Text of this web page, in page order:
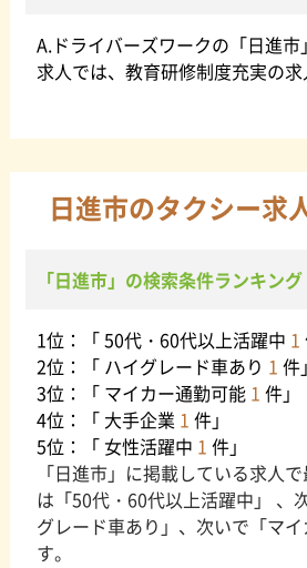
A.ドライバーズワークの「日進
求人では、教育研修制度充実の求
日進市のタクシー求
「日進市」の検索条件ランキング
1位：「 50代・60代以上活躍中 1
2位：「 ハイグレード車あり 1 件」
3位：「 マイカー通勤可能 1 件」
4位：「 大手企業 1 件」
5位：「 女性活躍中 1 件」
「日進市」に掲載している求人
は「50代・60代以上活躍中」 、
グレード車あり」、次いで「マ
す。